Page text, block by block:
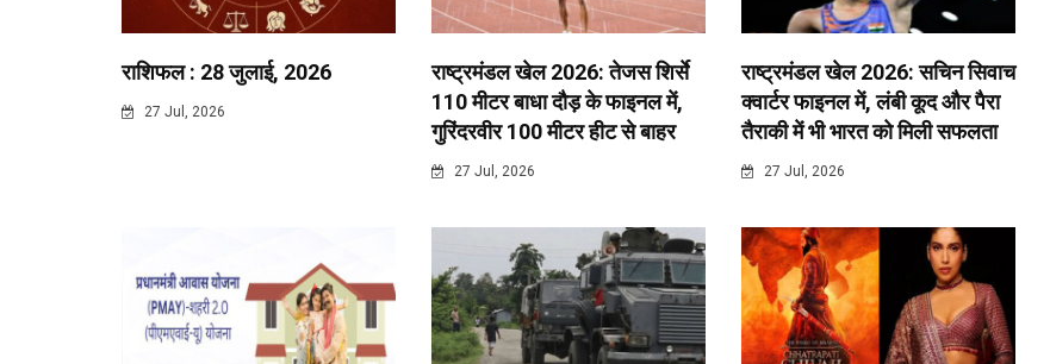
राशिफल : 28 जुलाई, 2026
27 Jul, 2026
राष्ट्रमंडल खेल 2026: तेजस शिर्से
110 मीटर बाधा दौड़ के फाइनल में,
गुरिंदरवीर 100 मीटर हीट से बाहर
27 Jul, 2026
राष्ट्रमंडल खेल 2026: सचिन सिवाच
क्वार्टर फाइनल में, लंबी कूद और पैरा
तैराकी में भी भारत को मिली सफलता
27 Jul, 2026